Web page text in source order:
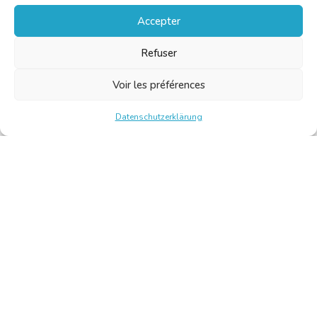
Accepter
Refuser
Voir les préférences
Datenschutzerklärung